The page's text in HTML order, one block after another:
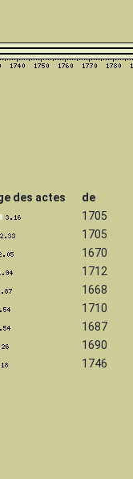
des actes de
1705
1705
1670
1712
1668
1710
1687
1690
1746